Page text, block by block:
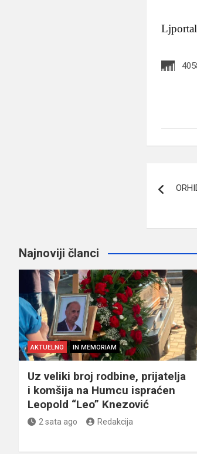
Ljportal
Najnoviji članci
AKTUELNO IN MEMORIAM
Uz veliki broj rodbine, prijatelja
i komšija na Humcu ispraćen
Leopold “Leo” Knezović
2 sata ago Redakcija